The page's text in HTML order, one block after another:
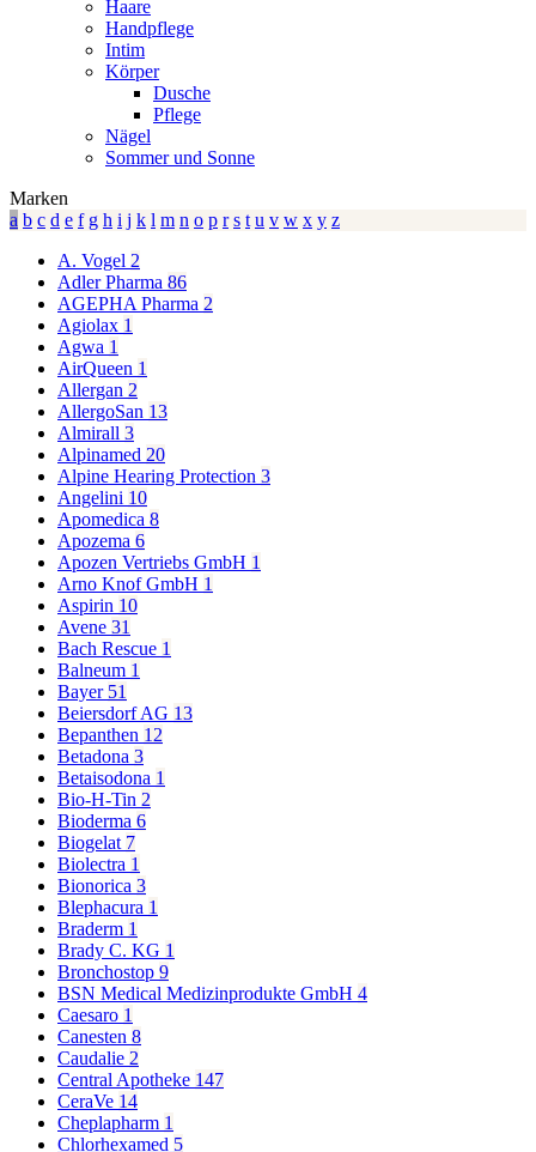
Haare
Handpflege
Intim
Körper
Dusche
Pflege
Nägel
Sommer und Sonne
Marken
a b c d e f g h i j k l m n o p r s t u v w x y z
A. Vogel 2
Adler Pharma 86
AGEPHA Pharma 2
Agiolax 1
Agwa 1
AirQueen 1
Allergan 2
AllergoSan 13
Almirall 3
Alpinamed 20
Alpine Hearing Protection 3
Angelini 10
Apomedica 8
Apozema 6
Apozen Vertriebs GmbH 1
Arno Knof GmbH 1
Aspirin 10
Avene 31
Bach Rescue 1
Balneum 1
Bayer 51
Beiersdorf AG 13
Bepanthen 12
Betadona 3
Betaisodona 1
Bio-H-Tin 2
Bioderma 6
Biogelat 7
Biolectra 1
Bionorica 3
Blephacura 1
Braderm 1
Brady C. KG 1
Bronchostop 9
BSN Medical Medizinprodukte GmbH 4
Caesaro 1
Canesten 8
Caudalie 2
Central Apotheke 147
CeraVe 14
Cheplapharm 1
Chlorhexamed 5